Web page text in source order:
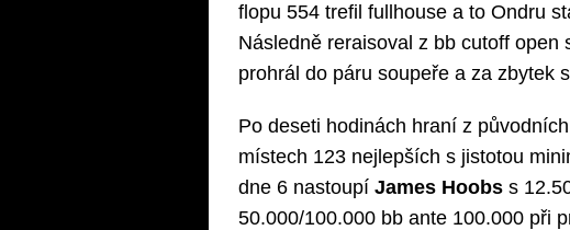
flopu 554 trefil fullhouse a to Ondru
Následně reraisoval z bb cutoff
prohrál do páru soupeře a za zbytek
Po deseti hodinách hraní z
místech 123 nejlepších s jistotou
dne 6 nastoupí James Hoobss
50.000/100.000 bb ante 100.000 při